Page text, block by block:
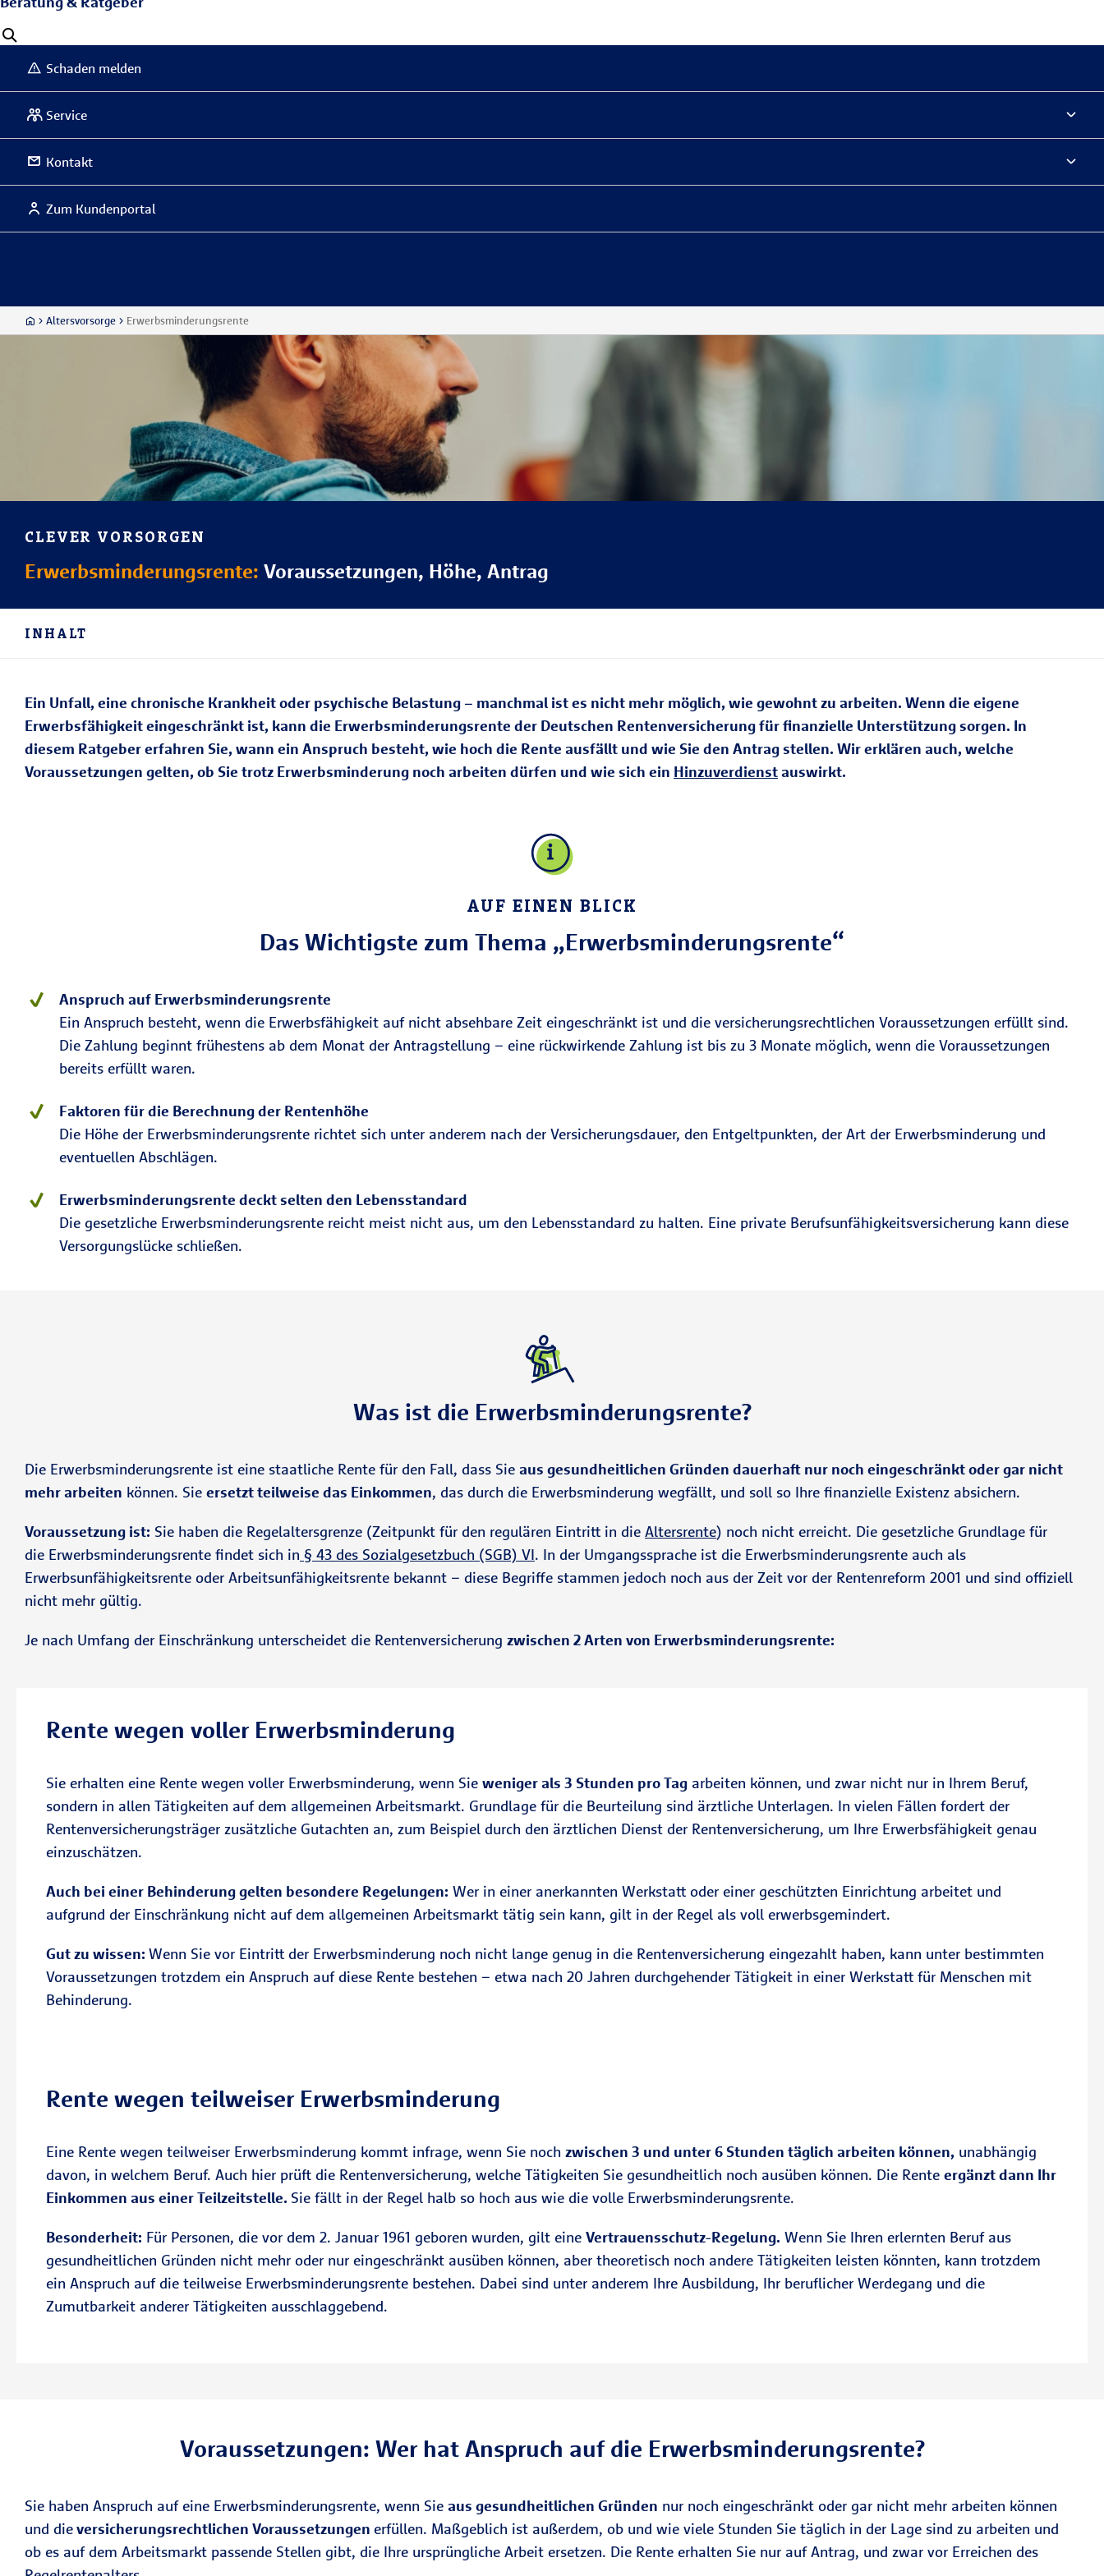
Schaden melden
Service
Kontakt
Zum Kundenportal
Altersvorsorge Erwerbsminderungsrente
CLEVER VORSORGEN
Erwerbsminderungsrente: Voraussetzungen, Höhe, Antrag
INHALT
Ein Unfall, eine chronische Krankheit oder psychische Belastung – manchmal ist es nicht mehr möglich, wie gewohnt zu arbeiten. Wenn die eigene
Erwerbsfähigkeit eingeschränkt ist, kann die Erwerbsminderungsrente der Deutschen Rentenversicherung für finanzielle Unterstützung sorgen. In
diesem Ratgeber erfahren Sie, wann ein Anspruch besteht, wie hoch die Rente ausfällt und wie Sie den Antrag stellen. Wir erklären auch, welche
Voraussetzungen gelten, ob Sie trotz Erwerbsminderung noch arbeiten dürfen und wie sich ein Hinzuverdienstauswirkt.
AUF EINEN BLICK
Das Wichtigste zum Thema „Erwerbsminderungsrente“
Anspruch auf Erwerbsminderungsrente
Ein Anspruch besteht, wenn die Erwerbsfähigkeit auf nicht absehbare Zeit eingeschränkt ist und die versicherungsrechtlichen Voraussetzungen erfüllt sind.
Die Zahlung beginnt frühestens ab dem Monat der Antragstellung – eine rückwirkende Zahlung ist bis zu 3 Monate möglich, wenn die Voraussetzungen
bereits erfüllt waren.
Faktoren für die Berechnung der Rentenhöhe
Die Höhe der Erwerbsminderungsrente richtet sich unter anderem nach der Versicherungsdauer, den Entgeltpunkten, der Art der Erwerbsminderung und
eventuellen Abschlägen.
Erwerbsminderungsrente deckt selten den Lebensstandard
Die gesetzliche Erwerbsminderungsrente reicht meist nicht aus, um den Lebensstandard zu halten. Eine private Berufsunfähigkeitsversicherung kann diese
Versorgungslücke schließen.
Was ist die Erwerbsminderungsrente?
Die Erwerbsminderungsrente ist eine staatliche Rente für den Fall, dass Sie aus gesundheitlichen Gründen dauerhaft nur noch eingeschränkt oder gar nicht
mehr arbeiten können. Sie ersetzt teilweise das Einkommen, das durch die Erwerbsminderung wegfällt, und soll so Ihre finanzielle Existenz absichern.
Voraussetzung ist: Sie haben die Regelaltersgrenze (Zeitpunkt für den regulären Eintritt in die Altersrente) noch nicht erreicht. Die gesetzliche Grundlage für
die Erwerbsminderungsrente findet sich in § 43 des Sozialgesetzbuch (SGB) VI. In der Umgangssprache ist die Erwerbsminderungsrente auch als
Erwerbsunfähigkeitsrente oder Arbeitsunfähigkeitsrente bekannt – diese Begriffe stammen jedoch noch aus der Zeit vor der Rentenreform 2001 und sind offiziell
nicht mehr gültig.
Je nach Umfang der Einschränkung unterscheidet die Rentenversicherung zwischen 2 Arten von Erwerbsminderungsrente:
Rente wegen voller Erwerbsminderung
Sie erhalten eine Rente wegen voller Erwerbsminderung, wenn Sie weniger als 3 Stunden pro Tag arbeiten können, und zwar nicht nur in Ihrem Beruf,
sondern in allen Tätigkeiten auf dem allgemeinen Arbeitsmarkt. Grundlage für die Beurteilung sind ärztliche Unterlagen. In vielen Fällen fordert der
Rentenversicherungsträger zusätzliche Gutachten an, zum Beispiel durch den ärztlichen Dienst der Rentenversicherung, um Ihre Erwerbsfähigkeit genau
einzuschätzen.
Auch bei einer Behinderung gelten besondere Regelungen: Wer in einer anerkannten Werkstatt oder einer geschützten Einrichtung arbeitet und
aufgrund der Einschränkung nicht auf dem allgemeinen Arbeitsmarkt tätig sein kann, gilt in der Regel als voll erwerbsgemindert.
Gut zu wissen: Wenn Sie vor Eintritt der Erwerbsminderung noch nicht lange genug in die Rentenversicherung eingezahlt haben, kann unter bestimmten
Voraussetzungen trotzdem ein Anspruch auf diese Rente bestehen – etwa nach 20 Jahren durchgehender Tätigkeit in einer Werkstatt für Menschen mit
Behinderung.
Rente wegen teilweiser Erwerbsminderung
Eine Rente wegen teilweiser Erwerbsminderung kommt infrage, wenn Sie noch zwischen 3 und unter 6 Stunden täglich arbeiten können, unabhängig
davon, in welchem Beruf. Auch hier prüft die Rentenversicherung, welche Tätigkeiten Sie gesundheitlich noch ausüben können. Die Rente ergänzt dann Ihr
Einkommen aus einer Teilzeitstelle. Sie fällt in der Regel halb so hoch aus wie die volle Erwerbsminderungsrente.
Besonderheit: Für Personen, die vor dem 2. Januar 1961 geboren wurden, gilt eine Vertrauensschutz-Regelung. Wenn Sie Ihren erlernten Beruf aus
gesundheitlichen Gründen nicht mehr oder nur eingeschränkt ausüben können, aber theoretisch noch andere Tätigkeiten leisten könnten, kann trotzdem
ein Anspruch auf die teilweise Erwerbsminderungsrente bestehen. Dabei sind unter anderem Ihre Ausbildung, Ihr beruflicher Werdegang und die
Zumutbarkeit anderer Tätigkeiten ausschlaggebend.
Voraussetzungen: Wer hat Anspruch auf die Erwerbsminderungsrente?
Sie haben Anspruch auf eine Erwerbsminderungsrente, wenn Sie aus gesundheitlichen Gründen nur noch eingeschränkt oder gar nicht mehr arbeiten können
und dieversicherungsrechtlichen Voraussetzungen erfüllen. Maßgeblich ist außerdem, ob und wie viele Stunden Sie täglich in der Lage sind zu arbeiten und
ob es auf dem Arbeitsmarkt passende Stellen gibt, die Ihre ursprüngliche Arbeit ersetzen. Die Rente erhalten Sie nur auf Antrag, und zwar vor Erreichen des